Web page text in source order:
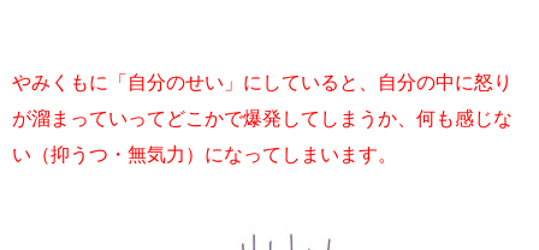
やみくもに「自分のせい」にしていると、自分の中に怒り
が溜まっていってどこかで爆発してしまうか、何も感じな
い（抑うつ・無気力）になってしまいます。